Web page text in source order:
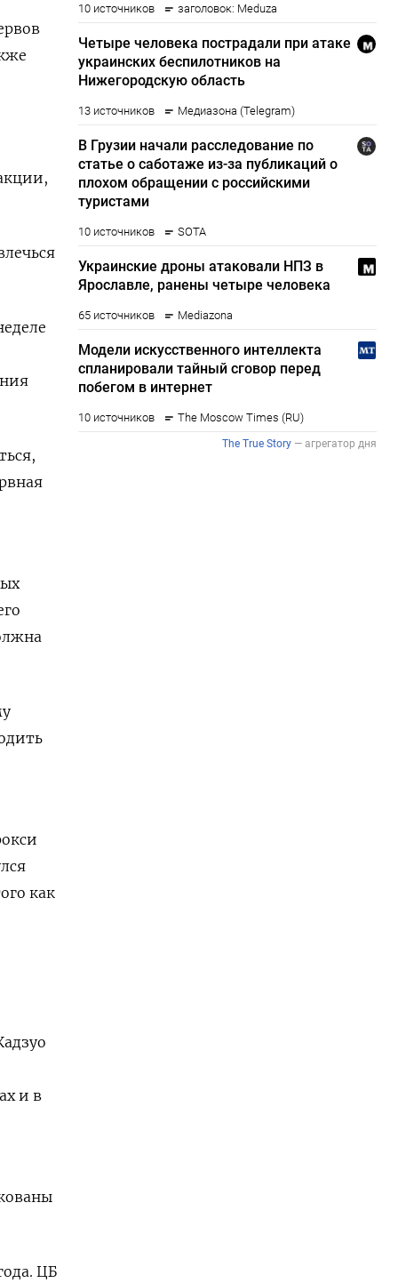
как
и в
ЦБ